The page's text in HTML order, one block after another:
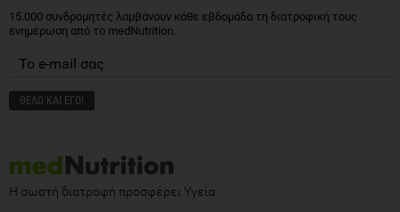
15.000 συνδρομητές λαμβάνουν κάθε εβδομάδα τη διατροφική τους
ενημέρωση από το medNutrition.
Η σωστή διατροφή προσφέρει Υγεία